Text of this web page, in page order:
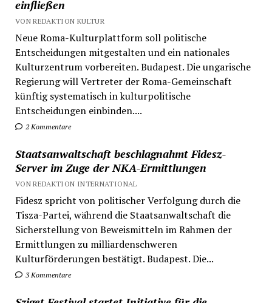
einfließen
VON REDAKTION KULTUR
Neue Roma-Kulturplattform soll politische
Entscheidungen mitgestalten und ein nationales
Kulturzentrum vorbereiten. Budapest. Die ungarische
Regierung will Vertreter der Roma-Gemeinschaft
künftig systematisch in kulturpolitische
Entscheidungen einbinden....
2 Kommentare
Staatsanwaltschaft beschlagnahmt Fidesz-
Server im Zuge der NKA-Ermittlungen
VON REDAKTION INTERNATIONAL
Fidesz spricht von politischer Verfolgung durch die
Tisza-Partei, während die Staatsanwaltschaft die
Sicherstellung von Beweismitteln im Rahmen der
Ermittlungen zu milliardenschweren
Kulturförderungen bestätigt. Budapest. Die...
3 Kommentare